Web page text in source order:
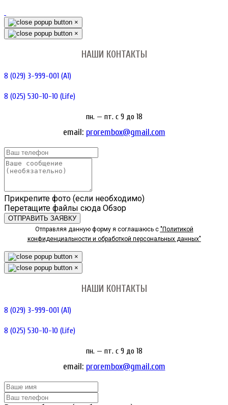
×
×
НАШИ КОНТАКТЫ
8 (029) 3-999-001 (A1)
8 (025) 530-10-10 (Life)
пн. — пт. c 9 до 18
email: prorembox@gmail.com
Прикрепите фото (если необходимо)
Перетащите файлы сюда Обзор
ОТПРАВИТЬ ЗАЯВКУ
Отправляя данную форму я соглашаюсь с "Политикой
конфиденциальности и обработкой персональных данных"
×
×
НАШИ КОНТАКТЫ
8 (029) 3-999-001 (A1)
8 (025) 530-10-10 (Life)
пн. — пт. c 9 до 18
email: prorembox@gmail.com